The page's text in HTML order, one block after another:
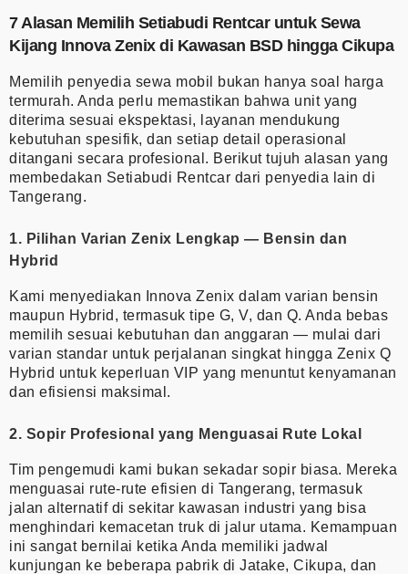
7 Alasan Memilih Setiabudi Rentcar untuk Sewa
Kijang Innova Zenix di Kawasan BSD hingga Cikupa
Memilih penyedia sewa mobil bukan hanya soal harga
termurah. Anda perlu memastikan bahwa unit yang
diterima sesuai ekspektasi, layanan mendukung
kebutuhan spesifik, dan setiap detail operasional
ditangani secara profesional. Berikut tujuh alasan yang
membedakan Setiabudi Rentcar dari penyedia lain di
Tangerang.
1. Pilihan Varian Zenix Lengkap — Bensin dan
Hybrid
Kami menyediakan Innova Zenix dalam varian bensin
maupun Hybrid, termasuk tipe G, V, dan Q. Anda bebas
memilih sesuai kebutuhan dan anggaran — mulai dari
varian standar untuk perjalanan singkat hingga Zenix Q
Hybrid untuk keperluan VIP yang menuntut kenyamanan
dan efisiensi maksimal.
2. Sopir Profesional yang Menguasai Rute Lokal
Tim pengemudi kami bukan sekadar sopir biasa. Mereka
menguasai rute-rute efisien di Tangerang, termasuk
jalan alternatif di sekitar kawasan industri yang bisa
menghindari kemacetan truk di jalur utama. Kemampuan
ini sangat bernilai ketika Anda memiliki jadwal
kunjungan ke beberapa pabrik di Jatake, Cikupa, dan